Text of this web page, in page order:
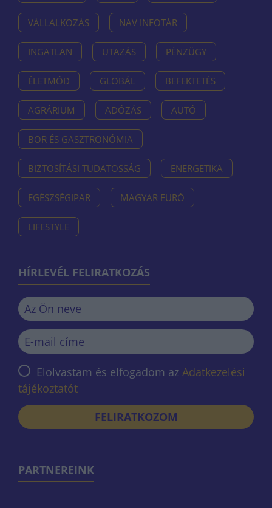
VÁLLALKOZÁS NAV INFOTÁR
INGATLAN UTAZÁS PÉNZÜGY
ÉLETMÓD GLOBÁL BEFEKTETÉS
AGRÁRIUM ADÓZÁS AUTÓ
BOR ÉS GASZTRONÓMIA
BIZTOSÍTÁSI TUDATOSSÁG ENERGETIKA
EGÉSZSÉGIPAR MAGYAR EURÓ
LIFESTYLE
HÍRLEVÉL FELIRATKOZÁS
Elolvastam és elfogadom az Adatkezelési
tájékoztatót
FELIRATKOZOM
PARTNEREINK